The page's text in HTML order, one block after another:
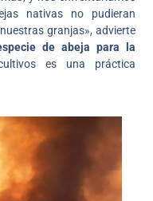
nativas no pudieran
granjas», advierte
de abeja para la
es una práctica